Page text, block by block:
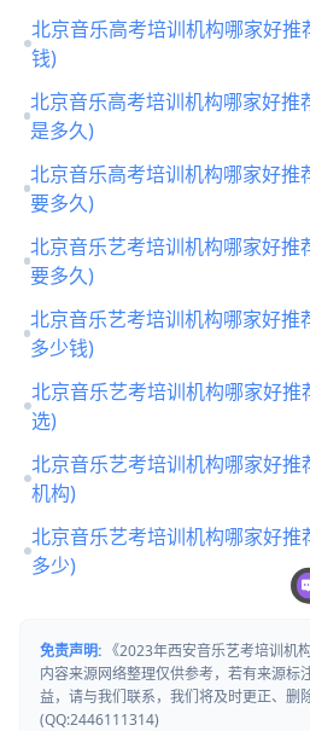
北京音乐高考培训机构哪家好推
钱)
北京音乐高考培训机构哪家好推
是多久)
北京音乐高考培训机构哪家好推
要多久)
北京音乐艺考培训机构哪家好推
要多久)
北京音乐艺考培训机构哪家好推
多少钱)
北京音乐艺考培训机构哪家好
选)
北京音乐艺考培训机构哪家好
机构)
北京音乐艺考培训机构哪家好
多少)
免责声明: 《2023年西安音乐艺考培训机
内容来源网络整理仅供参考，若有来源标
益，请与我们联系，我们将及时更正、删
(QQ:2446111314)